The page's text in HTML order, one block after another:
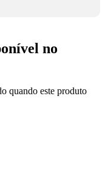
no
quando este produto